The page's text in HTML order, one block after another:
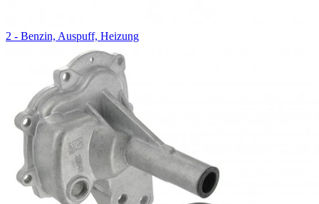
2 - Benzin, Auspuff, Heizung